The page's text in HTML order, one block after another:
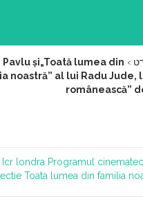
›
Pavlu și„Toată lumea din
noastră” al lui Radu Jude,
românească”
Icr londra Programul
Toata lumea din familia